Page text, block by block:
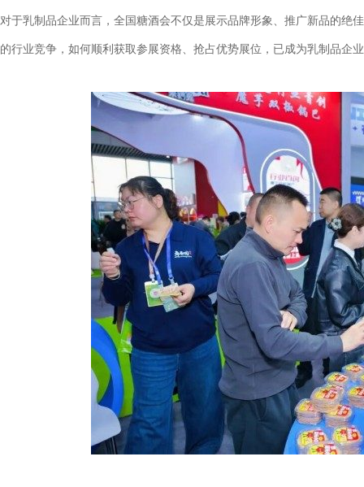
对于乳制品企业而言，全国糖酒会不仅是展示品牌形象、推广新品的绝
的行业竞争，如何顺利获取参展资格、抢占优势展位，已成为乳制品企